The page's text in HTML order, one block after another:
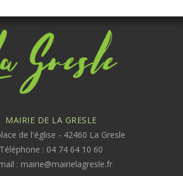
MAIRIE DE LA GRESLE
de l'église - 42460 La Gresle
Téléphone : 04 74 64 10 60
: mairie@mairielagresle.fr